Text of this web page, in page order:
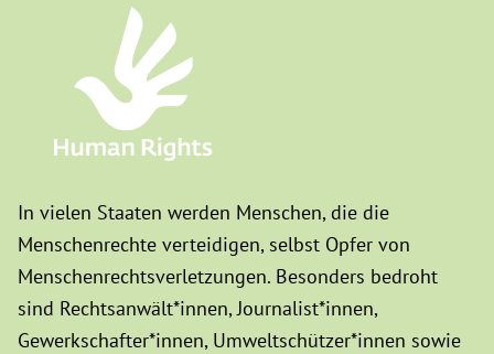
In vielen Staaten werden Menschen, die die
Menschenrechte verteidigen, selbst Opfer von
Menschenrechtsverletzungen. Besonders bedroht
sind Rechtsanwält*innen, Journalist*innen,
Gewerkschafter*innen, Umweltschützer*innen sowie